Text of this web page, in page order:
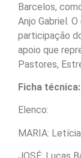
Barcelos,
Anjo Gabriel.
participação
apoio que
Pastores,
Ficha técnica:
Elenco:
MARIA: